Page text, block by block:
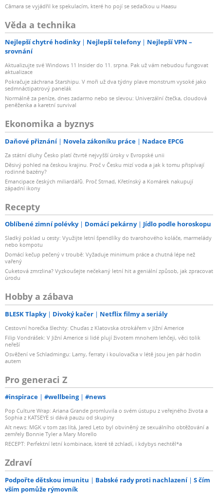
Câmara se vyjádřil ke spekulacím, které ho pojí se sedačkou u Haasu
Věda a technika
Nejlepší chytré hodinky Nejlepší telefony
Nejlepší VPN –
srovnání
Aktualizujte své Windows 11 Insider do 11. srpna. Pak už vám nebudou fungovat
aktualizace
Pokračuje záchrana Starshipu. V moři už dva týdny plave monstrum vysoké jako
sedmnáctipatrový panelák
Normálně za peníze, dnes zadarmo nebo se slevou: Univerzální čtečka, cloudová
peněženka a karetní survival
Ekonomika a byznys
Daňové přiznání Novela zákoníku práce Nadace EPCG
Za státní dluhy Česko platí čtvrté nejvyšší úroky v Evropské unii
Děsivý pohled na českou krajinu. Proč v Česku mizí voda a jak k tomu přispívají
rodinné bazény?
Emancipace českých miliardářů. Proč Strnad, Křetínský a Komárek nakupují
západní ikony
Recepty
Oblíbené zimní polévky Domácí pekárny Jídlo podle horoskopu
Sladký poklad u cesty: Využijte letní špendlíky do tvarohového koláče, marmelády
nebo kompotu
Domácí kečup pečený v troubě: Vyžaduje minimum práce a chutná lépe než
vařený
Cuketová zmrzlina? Vyzkoušejte nečekaný letní hit a geniální způsob, jak zpracovat
úrodu
Hobby a zábava
BLESK Tlapky Divoký kačer Netflix filmy a seriály
Cestovní horečka šlechty: Chuďas z Klatovska otrokářem v Jižní Americe
Filip Vondrášek: V Jižní Americe si lidé plují životem mnohem lehčeji, věci tolik
neřeší
Osvěžení ve Schladmingu: Lamy, ferraty i koulovačka v létě jsou jen pár hodin
autem
Pro generaci Z
#inspirace #wellbeing #news
Pop Culture Wrap: Ariana Grande promluvila o svém ústupu z veřejného života a
Sophia z KATSEYE si dává pauzu od skupiny
Alt news: MGK v tom zas lítá, Jared Leto byl obviněný ze sexuálního obtěžování a
zemřely Bonnie Tyler a Mary Morello
RECEPT: Perfektní letní kombinace, které tě zchladí, i kdybys nechtěl*a
Zdraví
Podpořte dětskou imunitu Babské rady proti nachlazení
S čím
vším pomůže rýmovník